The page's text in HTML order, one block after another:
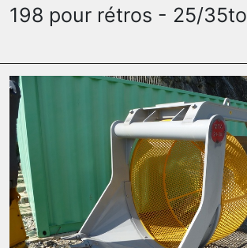
198 pour rétros - 25/35to